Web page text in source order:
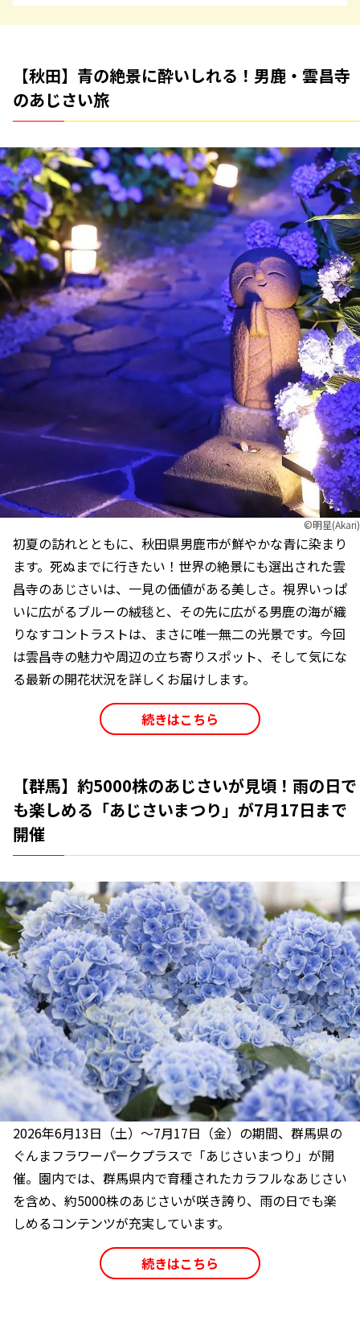
【秋田】青の絶景に酔いしれる！男鹿・雲昌寺
のあじさい旅
©︎明星(Akari)
初夏の訪れとともに、秋田県男鹿市が鮮やかな青に染まり
ます。死ぬまでに行きたい！世界の絶景にも選出された雲
昌寺のあじさいは、一見の価値がある美しさ。視界いっぱ
いに広がるブルーの絨毯と、その先に広がる男鹿の海が織
りなすコントラストは、まさに唯一無二の光景です。今回
は雲昌寺の魅力や周辺の立ち寄りスポット、そして気にな
る最新の開花状況を詳しくお届けします。
続きはこちら
【群馬】約5000株のあじさいが見頃！雨の日で
も楽しめる「あじさいまつり」が7月17日まで
開催
2026年6月13日（土）～7月17日（金）の期間、群馬県の
ぐんまフラワーパークプラスで「あじさいまつり」が開
催。園内では、群馬県内で育種されたカラフルなあじさい
を含め、約5000株のあじさいが咲き誇り、雨の日でも楽
しめるコンテンツが充実しています。
続きはこちら